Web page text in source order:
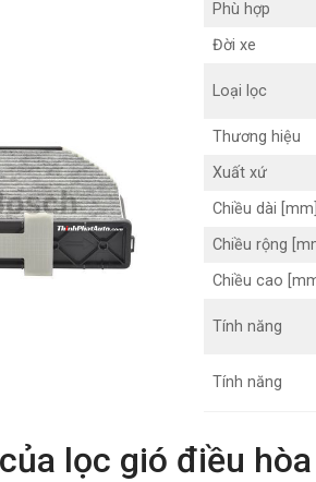
Phù hợp
Đời xe
Loại lọc
Thương hiệu
Xuất xứ
Chiều dài [mm]
Chiều rộng
Chiều cao
Tính năng
Tính năng
lọc gió điều